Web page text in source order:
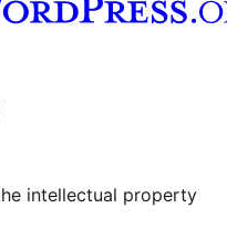
Tumblr account
intellectual property